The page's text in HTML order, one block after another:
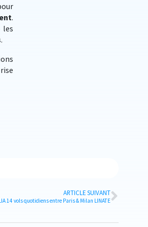
.
les
.
ARTICLE SUIVANT
14 vols quotidiens entre Paris & Milan LINATE